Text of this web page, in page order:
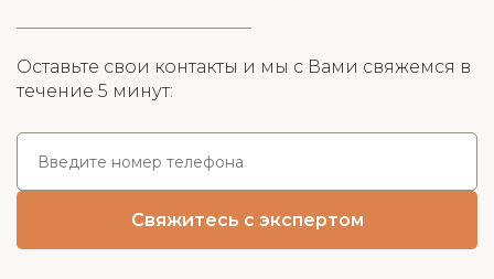
Оставьте свои контакты и мы с Вами свяжемся в
течение 5 минут: